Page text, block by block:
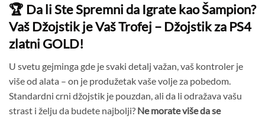
🏆 Da li Ste Spremni da Igrate kao Šampion?
Vaš Džojstik je Vaš Trofej – Džojstik za PS4
zlatni GOLD!
U svetu gejminga gde je svaki detalj važan, vaš kontroler je
više od alata – on je produžetak vaše volje za pobedom.
Standardni crni džojstik je pouzdan, ali da li odražava vašu
strast i želju da budete najbolji? Ne morate više da se